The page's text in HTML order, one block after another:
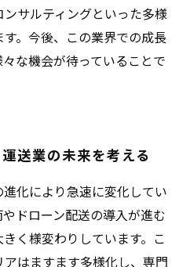
サルティングといった多様
。今後、この業界での成長
な機会が待っていることで
送業の未来を考える
化により急速に変化してい
ドローン配送の導入が進む
く様変わりしています。こ
はますます多様化し、専門